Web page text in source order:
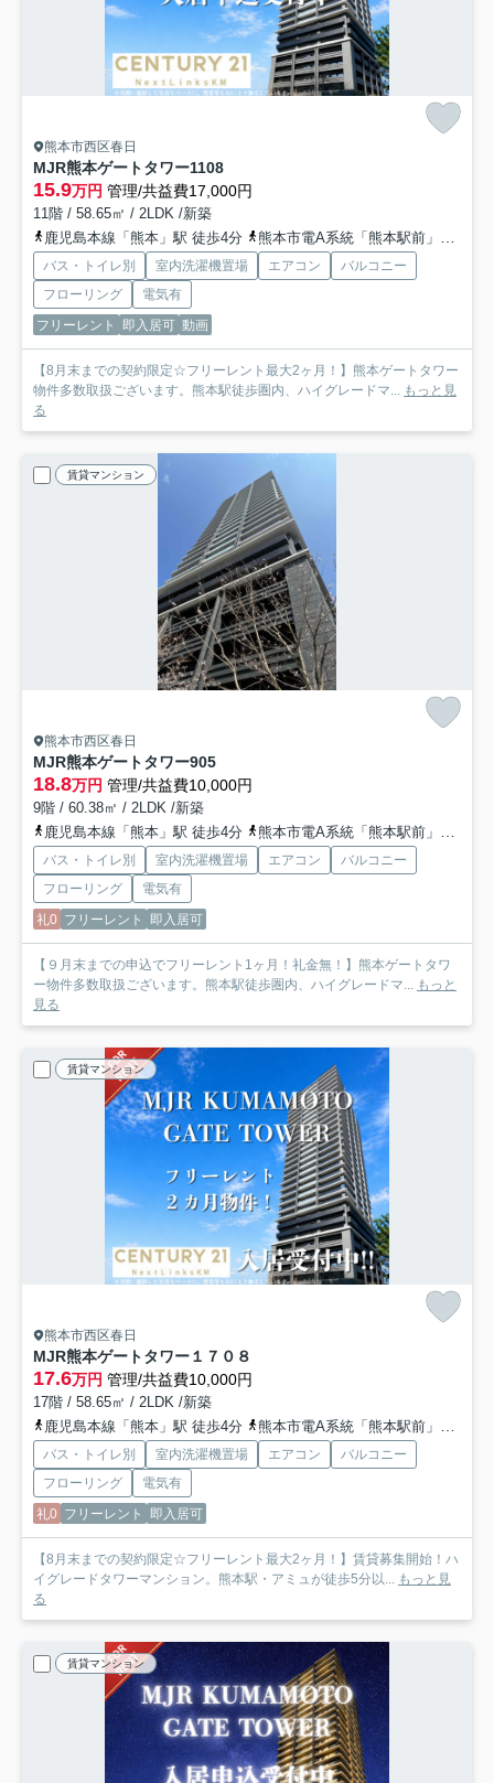
熊本市西区春日
MJR熊本ゲートタワー1108
15.9万円 管理/共益費17,000円
11階 / 58.65㎡ / 2LDK /新築
鹿児島本線「熊本」駅 徒歩4分
熊本市電A系統「熊本駅前」駅 徒歩5分
バス・トイレ別 室内洗濯機置場 エアコン
バルコニー
フローリング
電気有
フリーレント
即入居可 動画
【8月末までの契約限定☆フリーレント最大2ヶ月！】熊本ゲートタワー
物件多数取扱ございます。熊本駅徒歩圏内、ハイグレードマ... もっと見
る
賃貸マンション
熊本市西区春日
MJR熊本ゲートタワー905
18.8万円 管理/共益費10,000円
9階 / 60.38㎡ / 2LDK /新築
鹿児島本線「熊本」駅 徒歩4分
熊本市電A系統「熊本駅前」駅 徒歩5分
バス・トイレ別 室内洗濯機置場 エアコン
バルコニー
フローリング
電気有
礼0 フリーレント 即入居可
【９月末までの申込でフリーレント1ヶ月！礼金無！】熊本ゲートタワ
ー物件多数取扱ございます。熊本駅徒歩圏内、ハイグレードマ... もっと
見る
賃貸マンション
熊本市西区春日
MJR熊本ゲートタワー１７０８
17.6万円 管理/共益費10,000円
17階 / 58.65㎡ / 2LDK /新築
鹿児島本線「熊本」駅 徒歩4分
熊本市電A系統「熊本駅前」駅 徒歩5分
バス・トイレ別 室内洗濯機置場 エアコン
バルコニー
フローリング
電気有
礼0 フリーレント 即入居可
【8月末までの契約限定☆フリーレント最大2ヶ月！】賃貸募集開始！ハ
イグレードタワーマンション。熊本駅・アミュが徒歩5分以... もっと見
る
賃貸マンション